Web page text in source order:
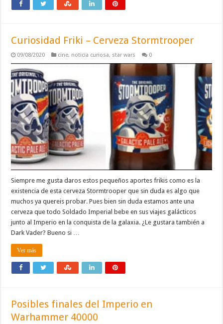
Curiosidad Friki – Cerveza Stormtrooper
09/08/2020 cine, noticia curiosa, star wars 0
Siempre me gusta daros estos pequeños aportes frikis como es la
existencia de esta cerveza Stormtrooper que sin duda es algo que
muchos ya quereis probar. Pues bien sin duda estamos ante una
cerveza que todo Soldado Imperial bebe en sus viajes galácticos
junto al Imperio en la conquista de la galaxia. ¿Le gustara también a
Dark Vader? Bueno si …
Ver más
Posibles finales del Imperio en
Warhammer 40000